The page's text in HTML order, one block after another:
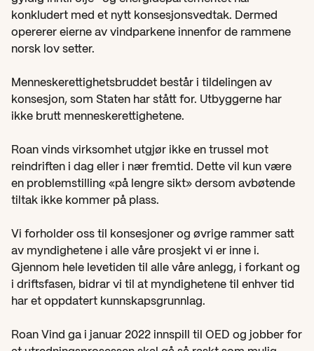
konkludert med et nytt konsesjonsvedtak. Dermed
opererer eierne av vindparkene innenfor de rammene
norsk lov setter.
Menneskerettighetsbruddet består i tildelingen av
konsesjon, som Staten har stått for. Utbyggerne har
ikke brutt menneskerettighetene.
Roan vinds virksomhet utgjør ikke en trussel mot
reindriften i dag eller i nær fremtid. Dette vil kun være
en problemstilling «på lengre sikt» dersom avbøtende
tiltak ikke kommer på plass.
Vi forholder oss til konsesjoner og øvrige rammer satt
av myndighetene i alle våre prosjekt vi er inne i.
Gjennom hele levetiden til alle våre anlegg, i forkant og
i driftsfasen, bidrar vi til at myndighetene til enhver tid
har et oppdatert kunnskapsgrunnlag.
Roan Vind ga i januar 2022 innspill til OED og jobber for